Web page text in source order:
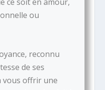
ou
reconnu
de ses
vous offrir une